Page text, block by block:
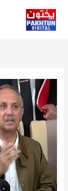
content